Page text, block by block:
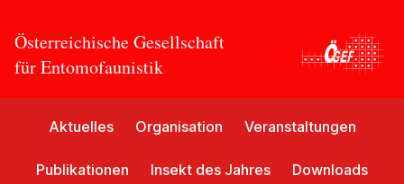
Österreichische Gesellschaft
für Entomofaunistik
Aktuelles Organisation Veranstaltungen
Publikationen Insekt des Jahres Downloads